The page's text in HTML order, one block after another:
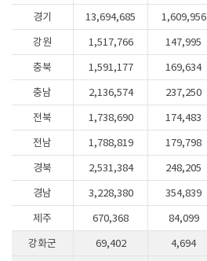
경기
13,694,685 1,609,956
강원
1,517,766 147,995
충북
1,591,177 169,634
충남
2,136,574 237,250
전북
1,738,690 174,483
전남
1,788,819 179,798
경북
2,531,384 248,205
경남
3,228,380 354,839
제주
670,368 84,099
강화군
69,402 4,694